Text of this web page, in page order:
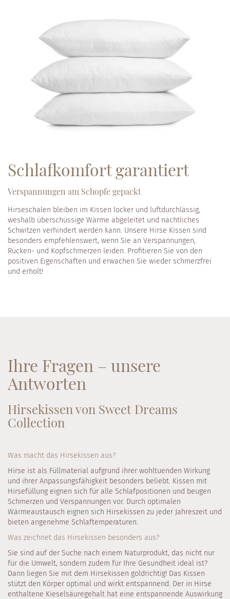
Schlafkomfort garantiert
Verspannungen am Schopfe gepackt
Hirseschalen bleiben im Kissen locker und luftdurchlässig,
weshalb überschüssige Wärme abgeleitet und nächtliches
Schwitzen verhindert werden kann. Unsere Hirse Kissen sind
besonders empfehlenswert, wenn Sie an Verspannungen,
Rücken- und Kopfschmerzen leiden. Profitieren Sie von den
positiven Eigenschaften und erwachen Sie wieder schmerzfrei
und erholt!
Ihre Fragen – unsere
Antworten
Hirsekissen von Sweet Dreams
Collection
Was macht das Hirsekissen aus?
Hirse ist als Füllmaterial aufgrund ihrer wohltuenden Wirkung
und ihrer Anpassungsfähigkeit besonders beliebt. Kissen mit
Hirsefüllung eignen sich für alle Schlafpositionen und beugen
Schmerzen und Verspannungen vor. Durch optimalen
Wärmeaustausch eignen sich Hirsekissen zu jeder Jahreszeit und
bieten angenehme Schlaftemperaturen.
Was zeichnet das Hirsekissen besonders aus?
Sie sind auf der Suche nach einem Naturprodukt, das nicht nur
für die Umwelt, sondern zudem für Ihre Gesundheit ideal ist?
Dann liegen Sie mit dem Hirsekissen goldrichtig! Das Kissen
stützt den Körper optimal und wirkt entspannend. Der in Hirse
enthaltene Kieselsäuregehalt hat eine entspannende Auswirkung